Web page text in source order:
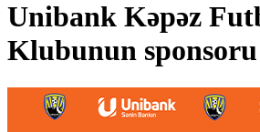
Unibank Kəpəz
Klubunun